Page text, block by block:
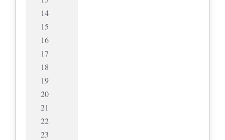
14
15
16
17
18
19
20
21
22
23